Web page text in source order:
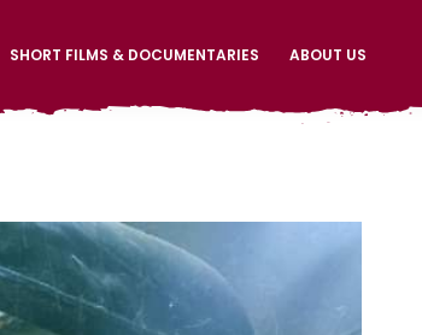
SHORT FILMS & DOCUMENTARIES ABOUT US